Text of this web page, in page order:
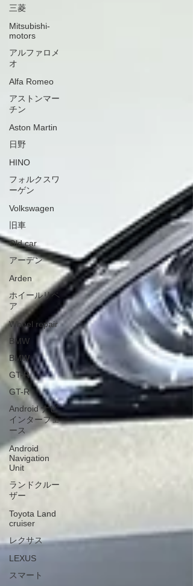
三菱
Mitsubishi-
motors
アルファロメ
オ
Alfa Romeo
アストンマー
チン
Aston Martin
日野
HINO
フォルクスワ
ーゲン
Volkswagen
旧車
Old car
アーデン
Arden
ホイールリペ
ア
Wheel repair
BMW
BMW
GT-R
GT-R
Android ナビ
インターフェ
ース
Android
Navigation
Unit
ランドクルー
ザー
Toyota Land
cruiser
レクサス
LEXUS
スマート